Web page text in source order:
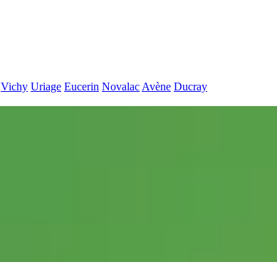
Vichy Uriage Eucerin Novalac Avène Ducray